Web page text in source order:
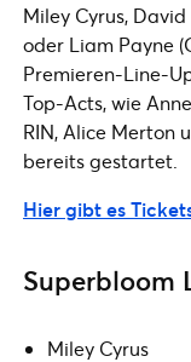
Miley Cyrus,
oder Liam Payne
Premieren-Line-
Top-Acts, wie
RIN, Alice Merton
bereits gestartet.
Hier gibt es
Superbloom
Miley Cyrus